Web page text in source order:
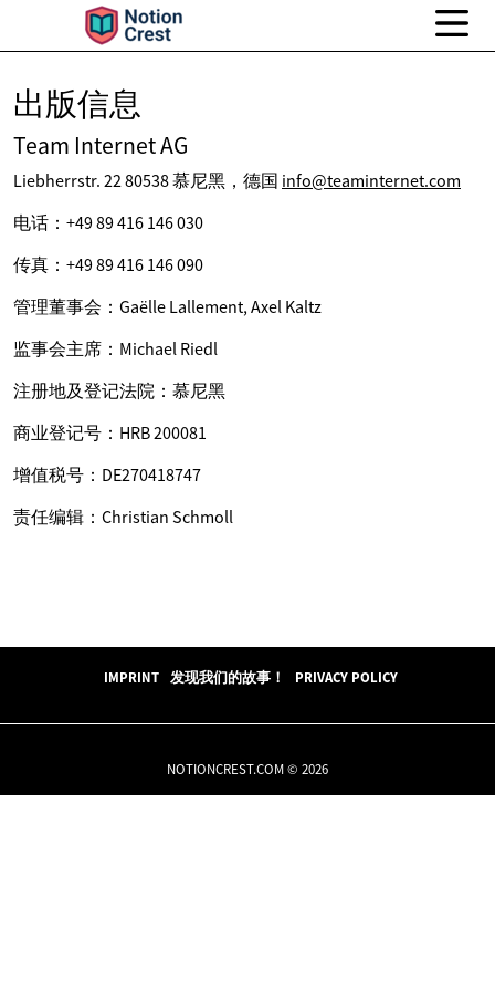
出版信息
Team Internet AG
Liebherrstr. 22 80538 慕尼黑，德国 info@teaminternet.com
电话：+49 89 416 146 030
传真：+49 89 416 146 090
管理董事会：Gaëlle Lallement, Axel Kaltz
监事会主席：Michael Riedl
注册地及登记法院：慕尼黑
商业登记号：HRB 200081
增值税号：DE270418747
责任编辑：Christian Schmoll
IMPRINT 发现我们的故事！ PRIVACY POLICY
NOTIONCREST.COM © 2026